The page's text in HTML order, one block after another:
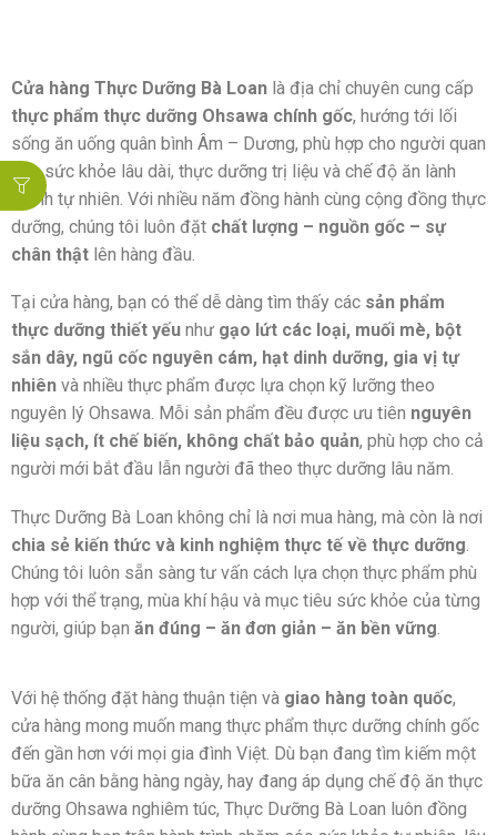
Cửa hàng Thực Dưỡng Bà Loan là địa chỉ chuyên cung cấp
thực phẩm thực dưỡng Ohsawa chính gốc, hướng tới lối
sống ăn uống quân bình Âm – Dương, phù hợp cho người quan
tâm sức khỏe lâu dài, thực dưỡng trị liệu và chế độ ăn lành
mạnh tự nhiên. Với nhiều năm đồng hành cùng cộng đồng thực
dưỡng, chúng tôi luôn đặt chất lượng – nguồn gốc – sự
chân thật lên hàng đầu.
Tại cửa hàng, bạn có thể dễ dàng tìm thấy các sản phẩm
thực dưỡng thiết yếu như gạo lứt các loại, muối mè, bột
sắn dây, ngũ cốc nguyên cám, hạt dinh dưỡng, gia vị tự
nhiên và nhiều thực phẩm được lựa chọn kỹ lưỡng theo
nguyên lý Ohsawa. Mỗi sản phẩm đều được ưu tiên nguyên
liệu sạch, ít chế biến, không chất bảo quản, phù hợp cho cả
người mới bắt đầu lẫn người đã theo thực dưỡng lâu năm.
Thực Dưỡng Bà Loan không chỉ là nơi mua hàng, mà còn là nơi
chia sẻ kiến thức và kinh nghiệm thực tế về thực dưỡng
Chúng tôi luôn sẵn sàng tư vấn cách lựa chọn thực phẩm phù
hợp với thể trạng, mùa khí hậu và mục tiêu sức khỏe của từng
người, giúp bạn ăn đúng – ăn đơn giản – ăn bền vững
Với hệ thống đặt hàng thuận tiện và giao hàng toàn quốc,
cửa hàng mong muốn mang thực phẩm thực dưỡng chính gốc
đến gần hơn với mọi gia đình Việt. Dù bạn đang tìm kiếm một
bữa ăn cân bằng hàng ngày, hay đang áp dụng chế độ ăn thực
dưỡng Ohsawa nghiêm túc, Thực Dưỡng Bà Loan luôn đồng